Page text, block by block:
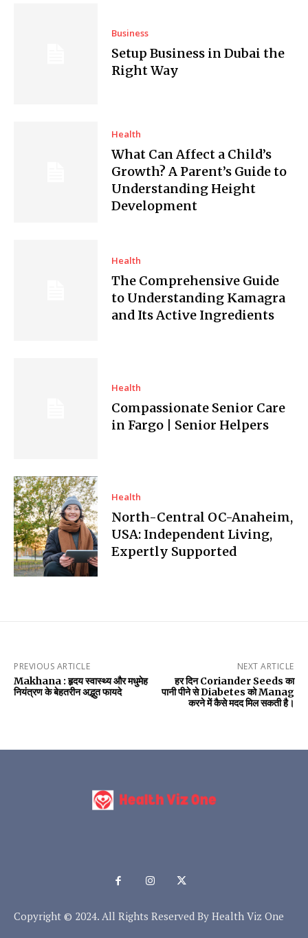
Business
Setup Business in Dubai the
Right Way
Health
What Can Affect a Child’s
Growth? A Parent’s Guide to
Understanding Height
Development
Health
The Comprehensive Guide
to Understanding Kamagra
and Its Active Ingredients
Health
Compassionate Senior Care
in Fargo | Senior Helpers
Health
North-Central OC-Anaheim,
USA: Independent Living,
Expertly Supported
PREVIOUS ARTICLE
Makhana : हृदय स्वास्थ्य और मधुमेह
नियंत्रण के बेहतरीन अद्भुत फायदे
NEXT ARTICLE
हर दिन Coriander Seeds का
पानी पीने से Diabetes को Manag
करने में कैसे मदद मिल सकती है।
Copyright © 2024. All Rights Reserved By Health Viz One